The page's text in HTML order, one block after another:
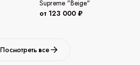
Supreme "Beige"
от 123 000 ₽
Посмотреть все